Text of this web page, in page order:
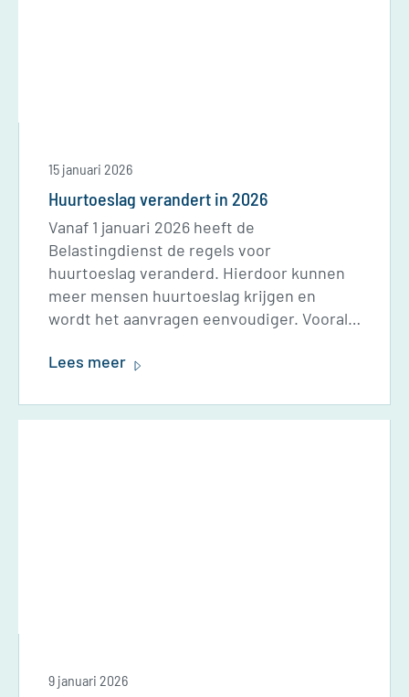
15 januari 2026
Huurtoeslag verandert in 2026
Vanaf 1 januari 2026 heeft de
Belastingdienst de regels voor
huurtoeslag veranderd. Hierdoor kunnen
meer mensen huurtoeslag krijgen en
wordt het aanvragen eenvoudiger. Vooral
extra interessant. Lees hieronder over de
Lees meer
9 januari 2026